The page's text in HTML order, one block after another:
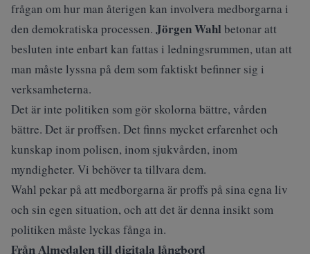
frågan om hur man återigen kan involvera medborgarna i
den demokratiska processen. Jörgen Wahl betonar att
besluten inte enbart kan fattas i ledningsrummen, utan att
man måste lyssna på dem som faktiskt befinner sig i
verksamheterna.
Det är inte politiken som gör skolorna bättre, vården
bättre. Det är proffsen. Det finns mycket erfarenhet och
kunskap inom polisen, inom sjukvården, inom
myndigheter. Vi behöver ta tillvara dem.
Wahl pekar på att medborgarna är proffs på sina egna liv
och sin egen situation, och att det är denna insikt som
politiken måste lyckas fånga in.
Från Almedalen till digitala långbord